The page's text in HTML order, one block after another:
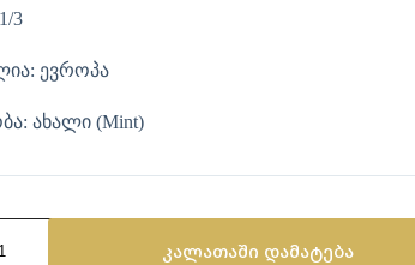
3
ევროპა
ახალი (Mint)
კალათაში დამატება